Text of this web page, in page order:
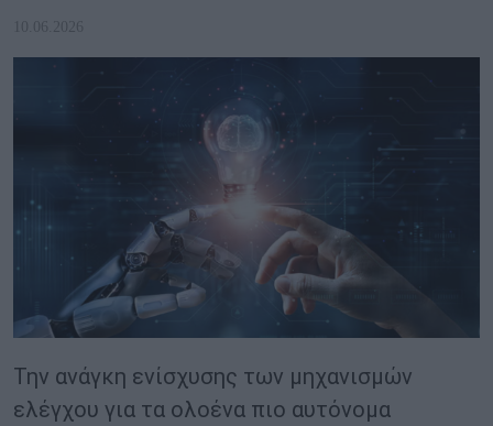
10.06.2026
Την ανάγκη ενίσχυσης των μηχανισμών
ελέγχου για τα ολοένα πιο αυτόνομα